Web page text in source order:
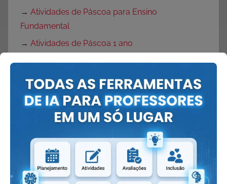
→ Atividades de Páscoa para Ensino
Fundamental
→ Atividades de Páscoa 1 ano
→Atividades de Produção de Texto para Páscoa
→Atividades de Interpretação de Texto Páscoa
→Desenhos de Ovelhas
Desenho de coruja
Rotina semanal para Páscoa
→ Plano de Aula Páscoa